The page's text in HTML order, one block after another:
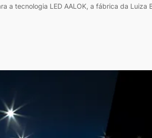
a tecnologia LED AALOK, a fábrica da Luiza